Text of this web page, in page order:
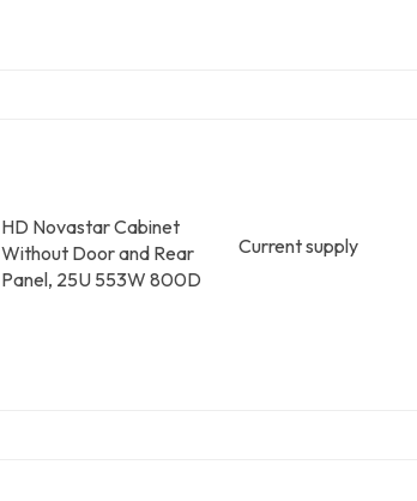
HD Novastar Cabinet
Without Door and Rear
Panel, 25U 553W 800D
Current supply